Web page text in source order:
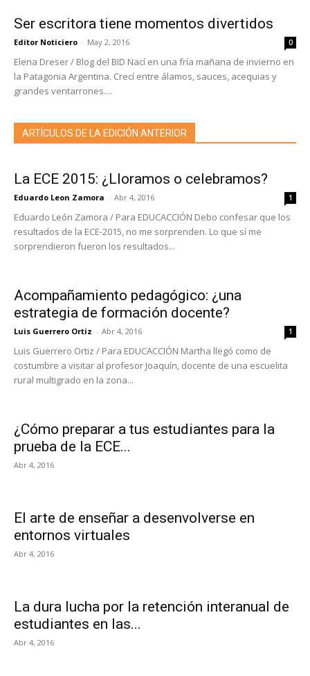
Ser escritora tiene momentos divertidos
Editor Noticiero - May 2, 2016 0
Elena Dreser / Blog del BID Nací en una fría mañana de invierno en
la Patagonia Argentina. Crecí entre álamos, sauces, acequias y
grandes ventarrones....
ARTÍCULOS DE LA EDICIÓN ANTERIOR
La ECE 2015: ¿Lloramos o celebramos?
Eduardo Leon Zamora - Abr 4, 2016 1
Eduardo León Zamora / Para EDUCACCIÓN Debo confesar que los
resultados de la ECE-2015, no me sorprenden. Lo que sí me
sorprendieron fueron los resultados...
Acompañamiento pedagógico: ¿una
estrategia de formación docente?
Luis Guerrero Ortiz - Abr 4, 2016 1
Luis Guerrero Ortiz / Para EDUCACCIÓN Martha llegó como de
costumbre a visitar al profesor Joaquín, docente de una escuelita
rural multigrado en la zona...
¿Cómo preparar a tus estudiantes para la
prueba de la ECE...
Abr 4, 2016
El arte de enseñar a desenvolverse en
entornos virtuales
Abr 4, 2016
La dura lucha por la retención interanual de
estudiantes en las...
Abr 4, 2016